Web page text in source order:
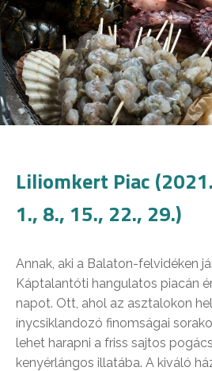
Liliomkert Piac
1., 8., 15., 22., 29.)
Annak, aki a Balaton-felvidéken
Káptalantóti hangulatos piacán
napot. Ott, ahol az asztalokon
ínycsiklandozó finomságai
lehet harapni a friss sajtos
kenyérlángos illatába. A kiváló